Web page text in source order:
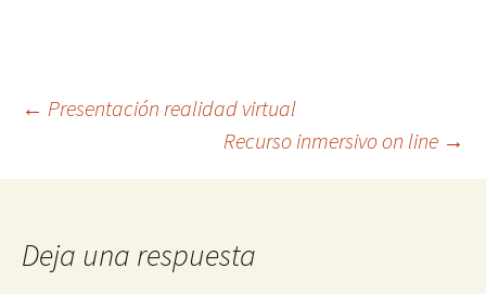
Ir
a
la
← Presentación realidad virtual
Recurso inmersivo on line →
Deja una respuesta